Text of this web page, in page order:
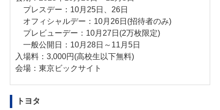
プレスデー：10月25日、26日
オフィシャルデー：10月26日(招待者のみ)
プレビューデー：10月27日(2万枚限定)
一般公開日：10月28日～11月5日
入場料：3,000円(高校生以下無料)
会場：東京ビックサイト
トヨタ